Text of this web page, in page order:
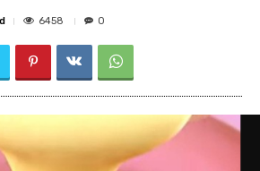
6458 0